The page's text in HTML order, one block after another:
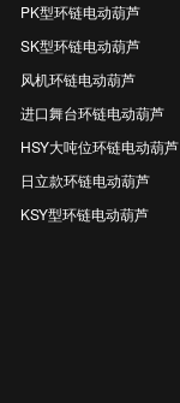
PK型环链电动葫芦
SK型环链电动葫芦
风机环链电动葫芦
进口舞台环链电动葫芦
HSY大吨位环链电动葫芦
日立款环链电动葫芦
KSY型环链电动葫芦